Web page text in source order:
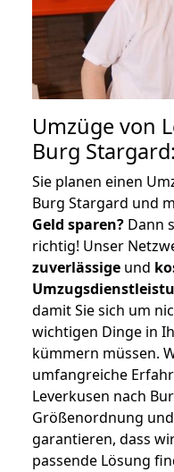
Umzüge von
Burg
Sie planen einen
Burg Stargard und
Geld sparen? Dann
richtig! Unser
zuverlässige und
damit Sie sich um
wichtigen Dinge in
kümmern müssen.
umfangreiche
Leverkusen nach
Größenordnung
garantieren, dass
passende Lösung